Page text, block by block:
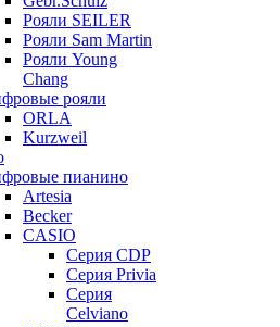
Рояли SEILER
Рояли Sam Martin
Рояли Young
Chang
рояли
ORLA
Kurzweil
пианино
Artesia
Becker
CASIO
Серия CDP
Серия Privia
Серия
Celviano